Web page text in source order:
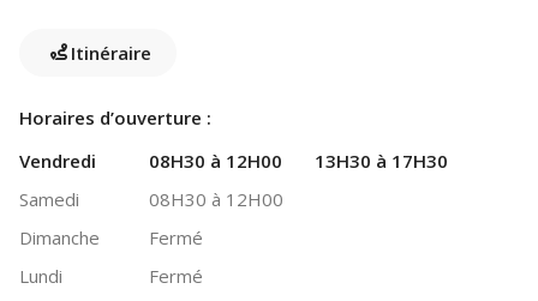
Itinéraire
Horaires d’ouverture :
Vendredi
08H30 à 12H00
13H30 à 17H30
Samedi
08H30 à 12H00
Dimanche
Fermé
Lundi
Fermé